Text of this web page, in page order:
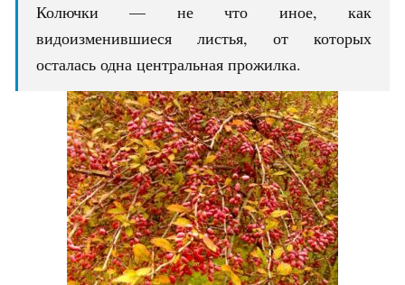
Колючки — не что иное, как
видоизменившиеся листья, от которых
осталась одна центральная прожилка.